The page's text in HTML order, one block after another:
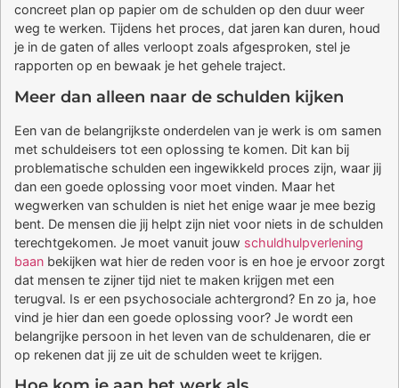
concreet plan op papier om de schulden op den duur weer
weg te werken. Tijdens het proces, dat jaren kan duren, houd
je in de gaten of alles verloopt zoals afgesproken, stel je
rapporten op en bewaak je het gehele traject.
Meer dan alleen naar de schulden kijken
Een van de belangrijkste onderdelen van je werk is om samen
met schuldeisers tot een oplossing te komen. Dit kan bij
problematische schulden een ingewikkeld proces zijn, waar jij
dan een goede oplossing voor moet vinden. Maar het
wegwerken van schulden is niet het enige waar je mee bezig
bent. De mensen die jij helpt zijn niet voor niets in de schulden
terechtgekomen. Je moet vanuit jouw schuldhulpverlening
baan bekijken wat hier de reden voor is en hoe je ervoor zorgt
dat mensen te zijner tijd niet te maken krijgen met een
terugval. Is er een psychosociale achtergrond? En zo ja, hoe
vind je hier dan een goede oplossing voor? Je wordt een
belangrijke persoon in het leven van de schuldenaren, die er
op rekenen dat jij ze uit de schulden weet te krijgen.